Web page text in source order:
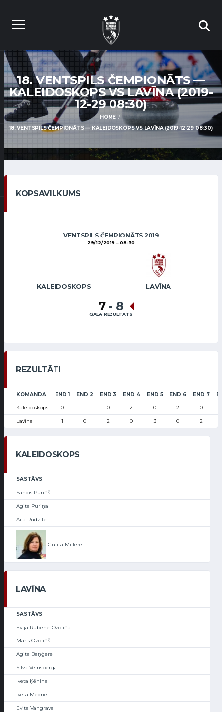
18. VENTSPILS ČEMPIONĀTS —
KALEIDOSKOPS VS LAVĪNA (2019-
12-29 08:30)
HOME
18. VENTSPILS ČEMPIONĀTS — KALEIDOSKOPS VS LAVĪNA (2019-12-29 08:30)
KOPSAVILKUMS
VENTSPILS ČEMPIONĀTS 2019
29/12/2019 08:30
KALEIDOSKOPS LAVĪNA
7 - 8
GALA REZULTĀTS
REZULTĀTI
KOMANDA END 1 END 2 END 3 END 4 END 5 END 6 END 7
Kaleidoskops 0 1 0 2 0 2 0
Lavīna 1 0 2 0 3 0 2
KALEIDOSKOPS
SASTĀVS
Sandis Puriņš
Agita Puriņa
Aija Rudzīte
Gunta Millere
LAVĪNA
SASTĀVS
Evija Rubene-Ozoliņa
Māris Ozoliņš
Agita Baņģere
Silva Veinsberga
Iveta Ķēniņa
Iveta Medne
Evita Vangrava